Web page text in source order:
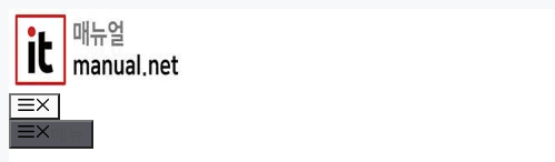
컨
로
건
너
뉴